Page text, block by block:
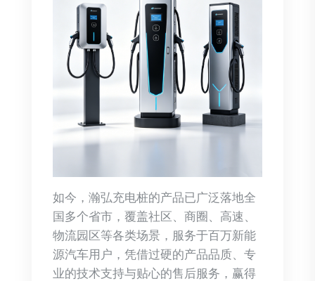
如今，瀚弘充电桩的产品已广泛落地全
国多个省市，覆盖社区、商圈、高速、
物流园区等各类场景，服务于百万新能
源汽车用户，凭借过硬的产品品质、专
业的技术支持与贴心的售后服务，赢得